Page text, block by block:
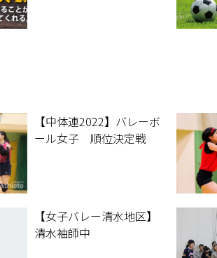
【中体連2022】バレーボ
ール女子 順位決定戦
【女子バレー清水地区】
清水袖師中